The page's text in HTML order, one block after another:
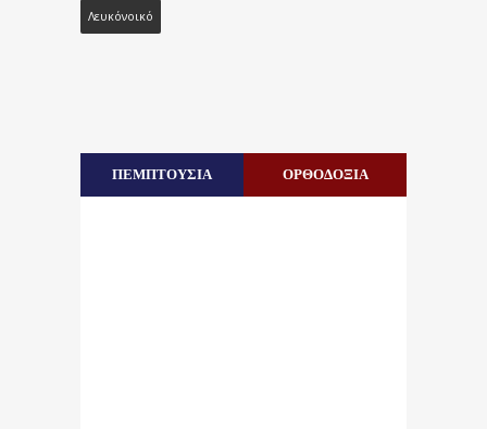
Λευκόνοικό
ΠΕΜΠΤΟΥΣΙΑ ΟΡΘΟΔΟΞΙΑ